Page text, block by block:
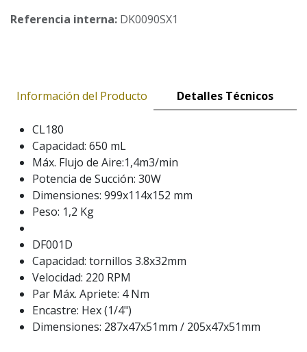
Referencia interna: DK0090SX1
Información del Producto Detalles Técnicos
CL180
Capacidad: 650 mL
Máx. Flujo de Aire:1,4m3/min
Potencia de Succión: 30W
Dimensiones: 999x114x152 mm
Peso: 1,2 Kg
DF001D
Capacidad: tornillos 3.8x32mm
Velocidad: 220 RPM
Par Máx. Apriete: 4 Nm
Encastre: Hex (1/4")
Dimensiones: 287x47x51mm / 205x47x51mm